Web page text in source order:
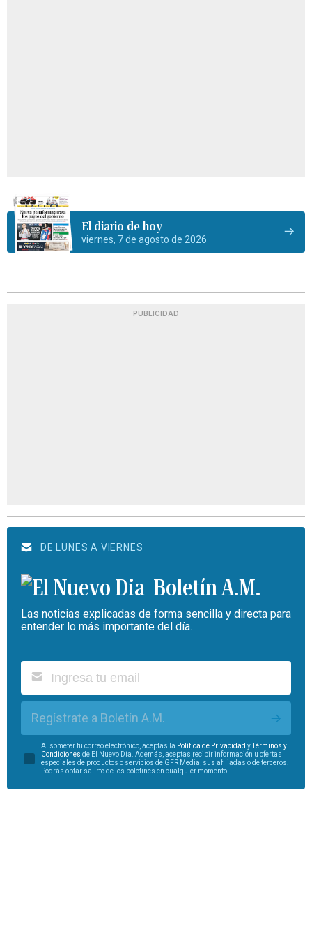
El diario de hoy
viernes, 7 de agosto de 2026
PUBLICIDAD
DE LUNES A VIERNES
Boletín A.M.
Las noticias explicadas de forma sencilla y directa para
entender lo más importante del día.
Regístrate a Boletín A.M.
Al someter tu correo electrónico, aceptas la Política de Privacidad yTérminos y
Condiciones de El Nuevo Día. Además, aceptas recibir información u ofertas
especiales de productos o servicios de GFR Media, sus afiliadas o de terceros.
Podrás optar salirte de los boletines en cualquier momento.